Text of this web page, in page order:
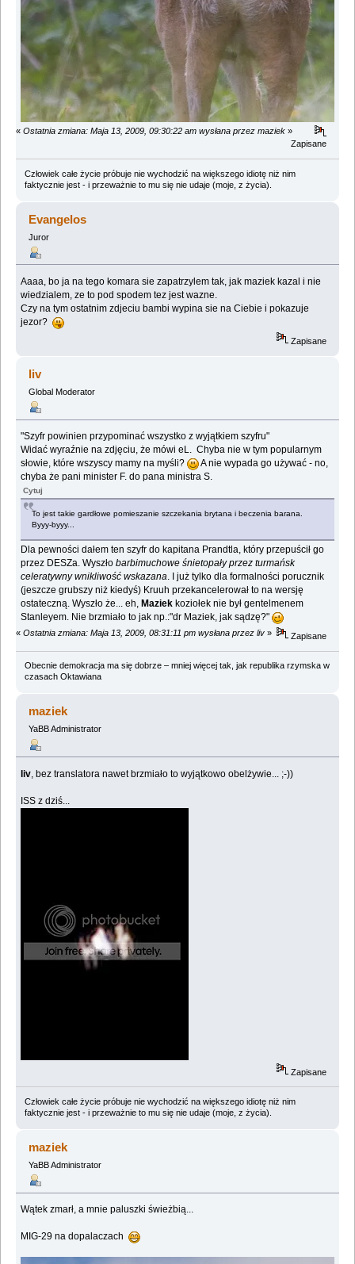
« Ostatnia zmiana: Maja 13, 2009, 09:30:22 am wysłana przez maziek »
Zapisane
Człowiek całe życie próbuje nie wychodzić na większego idiotę niż nim
faktycznie jest - i przeważnie to mu się nie udaje (moje, z życia).
Evangelos
Juror
Aaaa, bo ja na tego komara sie zapatrzylem tak, jak maziek kazal i nie
wiedzialem, ze to pod spodem tez jest wazne.
Czy na tym ostatnim zdjeciu bambi wypina sie na Ciebie i pokazuje
jezor?
Zapisane
liv
Global Moderator
"Szyfr powinien przypominać wszystko z wyjątkiem szyfru"
Widać wyraźnie na zdjęciu, że mówi eL. Chyba nie w tym popularnym
słowie, które wszyscy mamy na myśli?
A nie wypada go używać - no,
chyba że pani minister F. do pana ministra S.
Cytuj
To jest takie gardłowe pomieszanie szczekania brytana i beczenia barana.
Byyy-byyy...
Dla pewności dałem ten szyfr do kapitana Prandtla, który przepuścił go
przez DESZa. Wyszłobarbimuchowe śnietopały przez turmańsk
celeratywny wnikliwość wskazana. I już tylko dla formalności porucznik
(jeszcze grubszy niż kiedyś) Kruuh przekancelerował to na wersję
ostateczną. Wyszło że... eh, Maziek koziołek nie był gentelmenem
Stanleyem. Nie brzmiało to jak np.:"dr Maziek, jak sądzę?"
« Ostatnia zmiana: Maja 13, 2009, 08:31:11 pm wysłana przez liv » Zapisane
Obecnie demokracja ma się dobrze – mniej więcej tak, jak republika rzymska w
czasach Oktawiana
maziek
YaBB Administrator
liv , bez translatora nawet brzmiało to wyjątkowo obelżywie... ;-))
ISS z dziś...
Zapisane
Człowiek całe życie próbuje nie wychodzić na większego idiotę niż nim
faktycznie jest - i przeważnie to mu się nie udaje (moje, z życia).
maziek
YaBB Administrator
Wątek zmarł, a mnie paluszki świeżbią...
MIG-29 na dopalaczach